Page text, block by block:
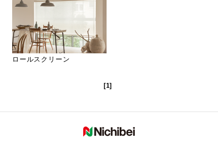
ロールスクリーン
[1]